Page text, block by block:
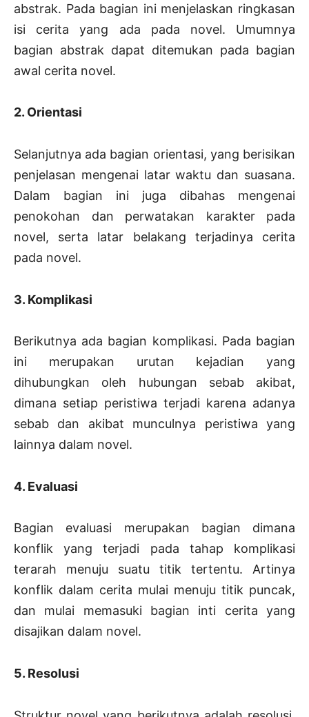
abstrak. Pada bagian ini menjelaskan ringkasan
isi cerita yang ada pada novel. Umumnya
bagian abstrak dapat ditemukan pada bagian
awal cerita novel.
2. Orientasi
Selanjutnya ada bagian orientasi, yang berisikan
penjelasan mengenai latar waktu dan suasana.
Dalam bagian ini juga dibahas mengenai
penokohan dan perwatakan karakter pada
novel, serta latar belakang terjadinya cerita
pada novel.
3. Komplikasi
Berikutnya ada bagian komplikasi. Pada bagian
ini merupakan urutan kejadian yang
dihubungkan oleh hubungan sebab akibat,
dimana setiap peristiwa terjadi karena adanya
sebab dan akibat munculnya peristiwa yang
lainnya dalam novel.
4. Evaluasi
Bagian evaluasi merupakan bagian dimana
konflik yang terjadi pada tahap komplikasi
terarah menuju suatu titik tertentu. Artinya
konflik dalam cerita mulai menuju titik puncak,
dan mulai memasuki bagian inti cerita yang
disajikan dalam novel.
5. Resolusi